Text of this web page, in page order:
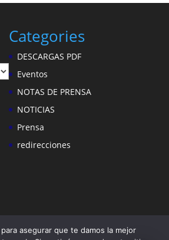
Categories
DESCARGAS PDF
Eventos
NOTAS DE PRENSA
NOTICIAS
Prensa
redirecciones
asegurar que te damos la mejor